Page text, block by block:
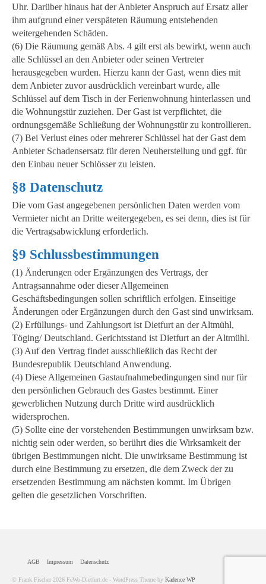
Uhr. Darüber hinaus hat der Anbieter Anspruch auf Ersatz aller
ihm aufgrund einer verspäteten Räumung entstehenden
weitergehenden Schäden.
(6) Die Räumung gemäß Abs. 4 gilt erst als bewirkt, wenn auch
alle Schlüssel an den Anbieter oder seinen Vertreter
herausgegeben wurden. Hierzu kann der Gast, wenn dies mit
dem Anbieter zuvor ausdrücklich vereinbart wurde, alle
Schlüssel auf dem Tisch in der Ferienwohnung hinterlassen und
die Wohnungstür zuziehen. Der Gast ist verpflichtet, die
ordnungsgemäße Schließung der Wohnungstür zu kontrollieren.
(7) Bei Verlust eines oder mehrerer Schlüssel hat der Gast dem
Anbieter Schadensersatz für deren Neuherstellung und ggf. für
den Einbau neuer Schlösser zu leisten.
§8 Datenschutz
Die vom Gast angegebenen persönlichen Daten werden vom
Vermieter nicht an Dritte weitergegeben, es sei denn, dies ist für
die Vertragsabwicklung erforderlich.
§9 Schlussbestimmungen
(1) Änderungen oder Ergänzungen des Vertrags, der
Antragsannahme oder dieser Allgemeinen
Geschäftsbedingungen sollen schriftlich erfolgen. Einseitige
Änderungen oder Ergänzungen durch den Gast sind unwirksam.
(2) Erfüllungs- und Zahlungsort ist Dietfurt an der Altmühl,
Töging/ Deutschland. Gerichtsstand ist Dietfurt an der Altmühl.
(3) Auf den Vertrag findet ausschließlich das Recht der
Bundesrepublik Deutschland Anwendung.
(4) Diese Allgemeinen Gastaufnahmebedingungen sind nur für
den persönlichen Gebrauch des Gastes bestimmt. Einer
gewerblichen Nutzung durch Dritte wird ausdrücklich
widersprochen.
(5) Sollte eine der vorstehenden Bestimmungen unwirksam bzw.
nichtig sein oder werden, so berührt dies die Wirksamkeit der
übrigen Bestimmungen nicht. Die unwirksame Bestimmung ist
durch eine Bestimmung zu ersetzen, die dem Zweck der zu
ersetzenden Bestimmung am nächsten kommt. Im Übrigen
gelten die gesetzlichen Vorschriften.
AGB Impressum Datenschutz
© Frank Fischer 2026 FeWo-Dietfurt.de - WordPress Theme by Kadence WP